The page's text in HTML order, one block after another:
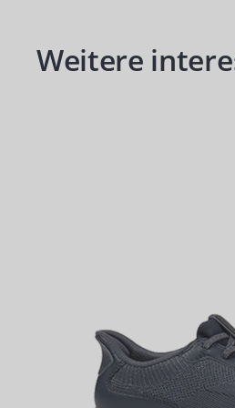
Produktgalerie überspringen
Weitere